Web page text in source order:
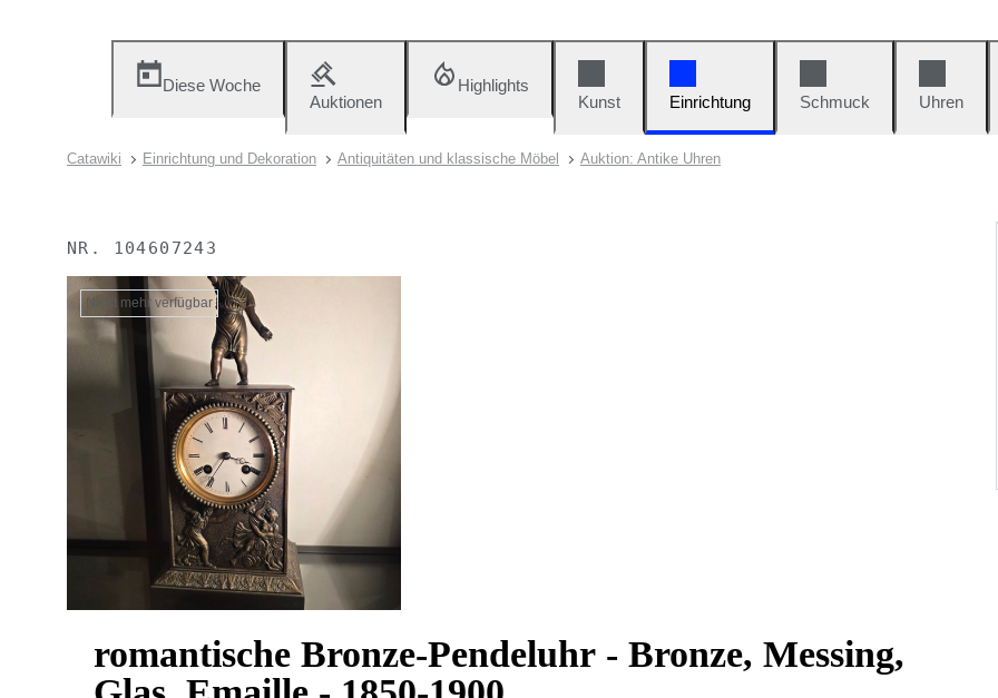
Diese Woche
Auktionen
Highlights
Kunst
Einrichtung Schmuck Uhren
Catawiki Einrichtung und Dekoration Antiquitäten und klassische Möbel Auktion: Antike Uhren
NR. 104607243
Nicht mehr verfügbar
romantische Bronze-Pendeluhr - Bronze, Messing,